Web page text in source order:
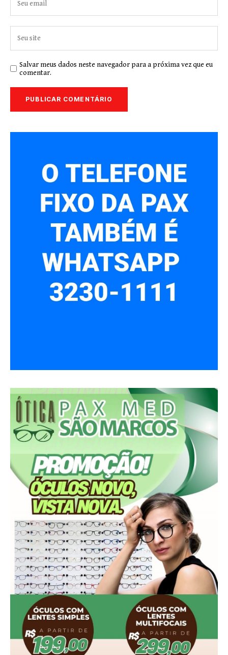
Salvar meus dados neste navegador para a próxima vez que eu
comentar.